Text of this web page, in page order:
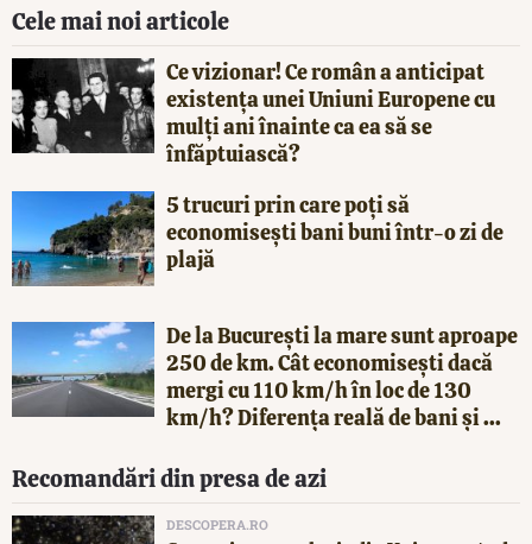
Cele mai noi articole
Ce vizionar! Ce român a anticipat
existența unei Uniuni Europene cu
mulți ani înainte ca ea să se
înfăptuiască?
5 trucuri prin care poți să
economisești bani buni într-o zi de
plajă
De la București la mare sunt aproape
250 de km. Cât economisești dacă
mergi cu 110 km/h în loc de 130
km/h? Diferența reală de bani și ...
Recomandări din presa de azi
DESCOPERA.RO